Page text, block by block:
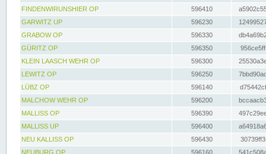
FINDENWIRUNSHIER OP
596410
GARWITZ UP
596230
GRABOW OP
596330
GÜRITZ OP
596350
KLEIN LAASCH WEHR OP
596300
LEWITZ OP
596250
LÜBZ OP
596140
MALCHOW WEHR OP
596200
MALLISS OP
596390
MALLISS UP
596400
NEU KALLISS OP
596430
NEUBURG OP
596160